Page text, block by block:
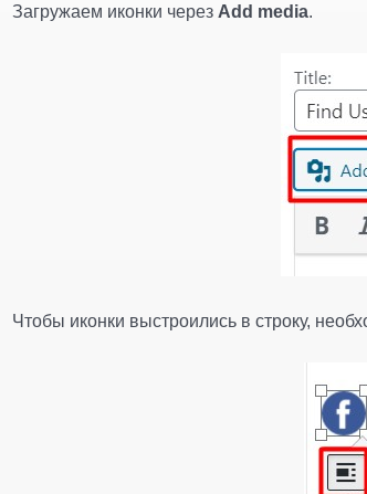
Загружаем иконки через Add media.
Чтобы иконки выстроились в строку,